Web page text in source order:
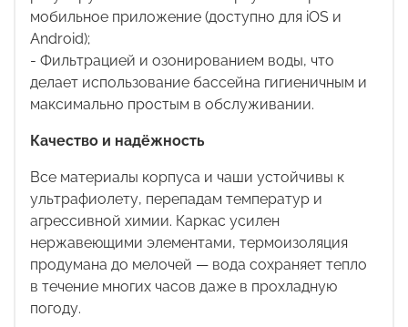
мобильное приложение (доступно для iOS и
Android);
- Фильтрацией и озонированием воды, что
делает использование бассейна гигиеничным и
максимально простым в обслуживании.
Качество и надёжность
Все материалы корпуса и чаши устойчивы к
ультрафиолету, перепадам температур и
агрессивной химии. Каркас усилен
нержавеющими элементами, термоизоляция
продумана до мелочей — вода сохраняет тепло
в течение многих часов даже в прохладную
погоду.